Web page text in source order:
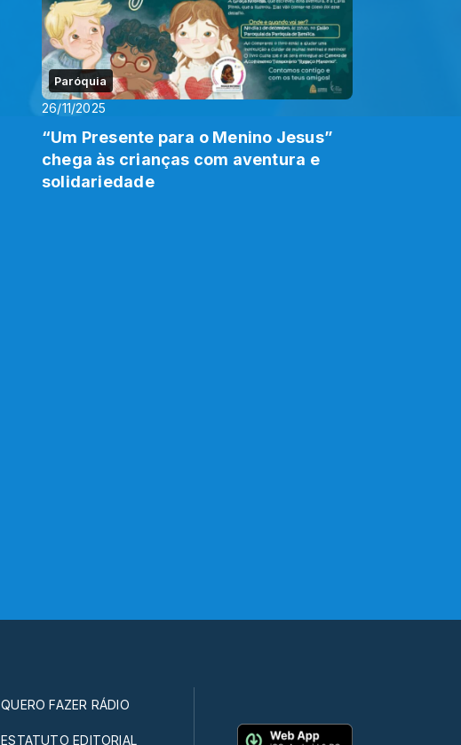
Paróquia
26/11/2025
“Um Presente para o Menino Jesus”
chega às crianças com aventura e
solidariedade
QUERO FAZER RÁDIO
ESTATUTO EDITORIAL